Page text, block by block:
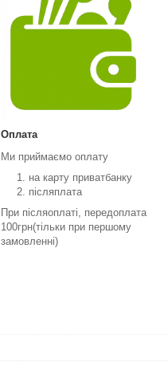
Оплата
Ми приймаємо оплату
на карту приватбанку
післяплата
При післяоплаті, передоплата
100грн(тільки при першому
замовленні)